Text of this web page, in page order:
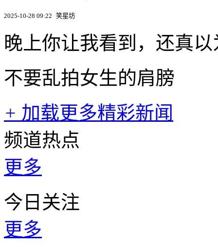
2025-10-28 09:22 笑星坊
晚上你让我看到，还真
不要乱拍女生的肩膀
+ 加载更多精彩新闻
频道热点
更多
今日关注
更多